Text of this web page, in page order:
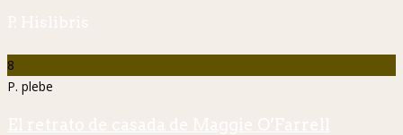
P. Hislibris
8
P. plebe
El retrato de casada de Maggie O’Farrell